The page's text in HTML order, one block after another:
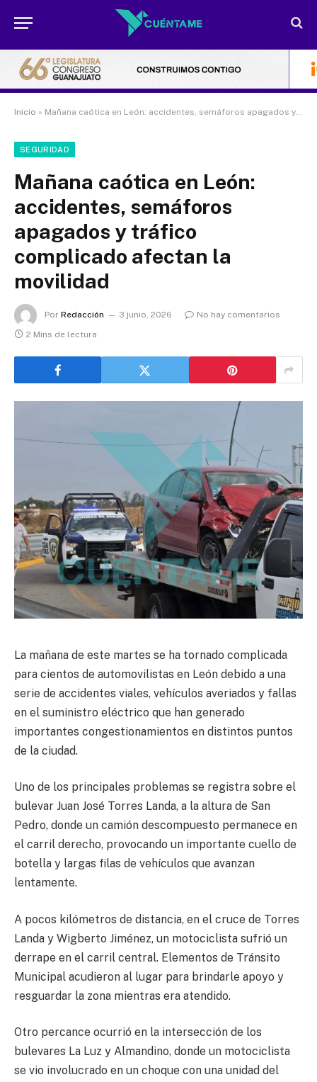
Inicio » Mañana caótica en León: accidentes, semáforos apagados y tráfico complicado afectan la movilidad
SEGURIDAD
Mañana caótica en León:
accidentes, semáforos
apagados y tráfico
complicado afectan la
movilidad
Por Redacción 3 junio, 2026
No hay comentarios
2 Mins de lectura
La mañana de este martes se ha tornado complicada
para cientos de automovilistas en León debido a una
serie de accidentes viales, vehículos averiados y fallas
en el suministro eléctrico que han generado
importantes congestionamientos en distintos puntos
de la ciudad.
Uno de los principales problemas se registra sobre el
bulevar Juan José Torres Landa, a la altura de San
Pedro, donde un camión descompuesto permanece en
el carril derecho, provocando un importante cuello de
botella y largas filas de vehículos que avanzan
lentamente.
A pocos kilómetros de distancia, en el cruce de Torres
Landa y Wigberto Jiménez, un motociclista sufrió un
derrape en el carril central. Elementos de Tránsito
Municipal acudieron al lugar para brindarle apoyo y
resguardar la zona mientras era atendido.
Otro percance ocurrió en la intersección de los
bulevares La Luz y Almandino, donde un motociclista
se vio involucrado en un choque con una unidad del